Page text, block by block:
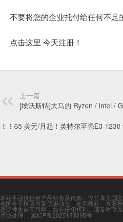
不要将您的企业托付给任何不足
点击这里 今天注册！
上一篇
[埃沃斯特]大马的 Ryzen / Intel /
！65 美元/月起！英特尔至强E3-
本站不提供任何产品销售及代购，仅分享美国
他国外主机等方案优惠动态、使用教程、方案
资源搜集自互联网，如有侵犯权利，请及时联
尽快处理。冀ICP备2025133395号